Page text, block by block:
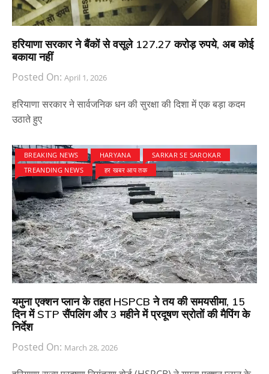
हरियाणा सरकार ने बैंकों से वसूले 127.27 करोड़ रुपये, अब कोई
बकाया नहीं
Posted On: April 1, 2026
हरियाणा सरकार ने सार्वजनिक धन की सुरक्षा की दिशा में एक बड़ा कदम
उठाते हुए
BREAKING NEWS HARYANA
SARKAR SE SAROKAR
TREANDING NEWS
हर खबर आप तक
यमुना एक्शन प्लान के तहत HSPCB ने तय की समयसीमा, 15
दिन में STP सैंपलिंग और 3 महीने में प्रदूषण स्रोतों की मैपिंग के
निर्देश
Posted On: March 28, 2026